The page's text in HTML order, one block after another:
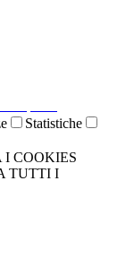
Statistiche
I COOKIES
TUTTI I